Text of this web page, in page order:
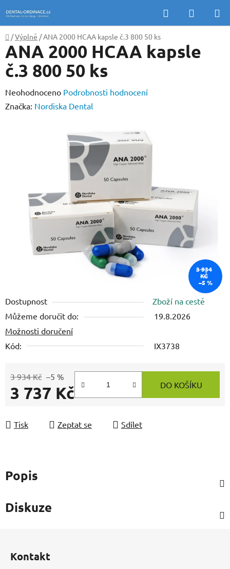
na
obsah
Hledat
KOŠÍK
Domů
/Výplně /ANA 2000 HCAA kapsle č.3 800 50 ks
Dostupnost
Zboží na cestě
Můžeme doručit do:
19.8.2026
Možnosti doručení
Kód:
IX3738
3 934 Kč –5 %
3 737 Kč DO KOŠÍKU
Tisk Zeptat se Sdílet
ANA 2000 HCAA kapsle
č.3 800 50 ks
Průměrné
hodnocení
Neohodnoceno Podrobnosti hodnocení
Značka: Nordiska Dental
3 934
KČ
–5 %
Popis
Diskuze
Kontakt